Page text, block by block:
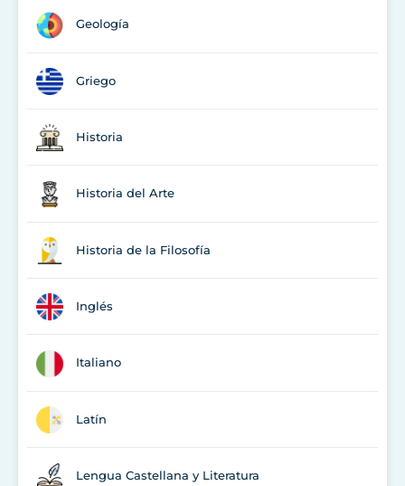
Geología
Griego
Historia
Historia del Arte
Historia de la Filosofía
Inglés
Italiano
Latín
Lengua Castellana y Literatura